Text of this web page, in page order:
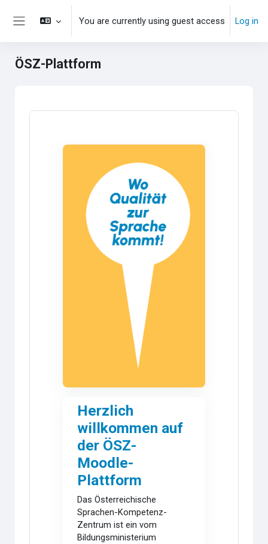
Skip to main content
You are currently using guest access Log in
ÖSZ-Plattform
Herzlich
willkommen auf
der ÖSZ-
Moodle-
Plattform
Das Österreichische
Sprachen-Kompetenz-
Zentrum ist ein vom
Bildungsministerium